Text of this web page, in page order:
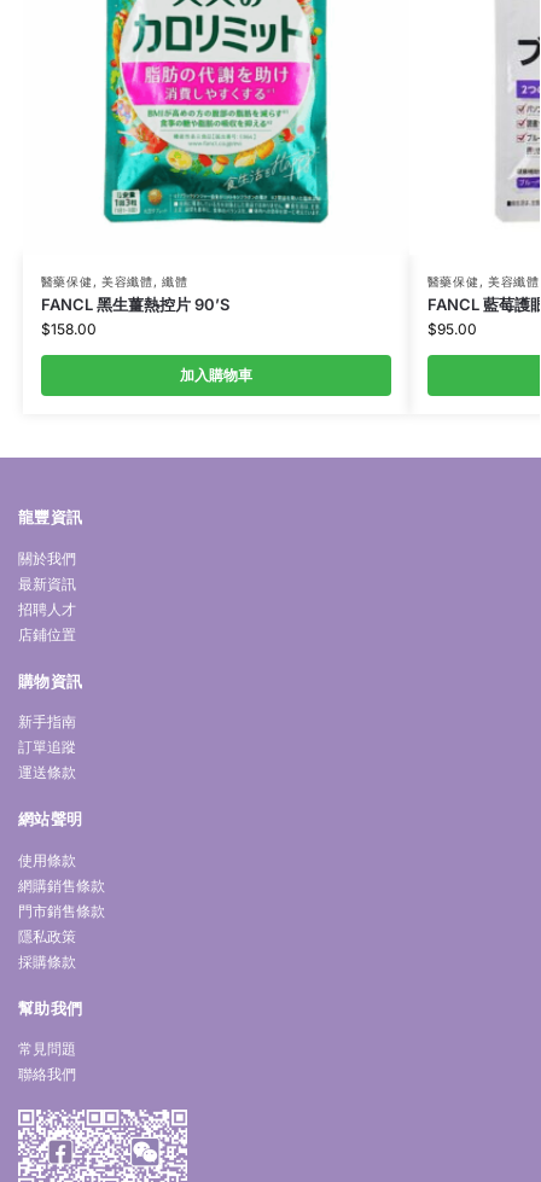
醫藥保健, 美容纖體,纖體
FANCL 黑生薑熱控片 90’S
$158.00
加入購物車
醫藥保健, 美容纖體
FANCL 藍莓護
$95.00
龍豐資訊
關於我們
最新資訊
招聘人才
店鋪位置
購物資訊
新手指南
訂單追蹤
運送條款
網站聲明
使用條款
網購銷售條款
門市銷售條款
隱私政策
採購條款
幫助我們
常見問題
聯絡我們